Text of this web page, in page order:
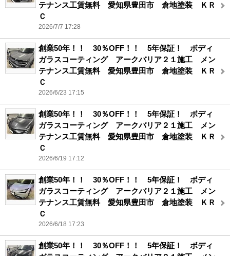
テナンス工賃無料 愛知県豊田市 倉地塗装 ＫＲ
Ｃ
2026/7/7 17:28
創業50年！！ 30％OFF！！ 5年保証！ ボディ
ガラスコーティング アークバリア２１施工 メン
テナンス工賃無料 愛知県豊田市 倉地塗装 ＫＲ
Ｃ
2026/6/23 17:15
創業50年！！ 30％OFF！！ 5年保証！ ボディ
ガラスコーティング アークバリア２１施工 メン
テナンス工賃無料 愛知県豊田市 倉地塗装 ＫＲ
Ｃ
2026/6/19 17:12
創業50年！！ 30％OFF！！ 5年保証！ ボディ
ガラスコーティング アークバリア２１施工 メン
テナンス工賃無料 愛知県豊田市 倉地塗装 ＫＲ
Ｃ
2026/6/18 17:23
創業50年！！ 30％OFF！！ 5年保証！ ボディ